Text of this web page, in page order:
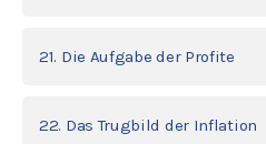
21. Die Aufgabe der Profite
22. Das Trugbild der Inflation